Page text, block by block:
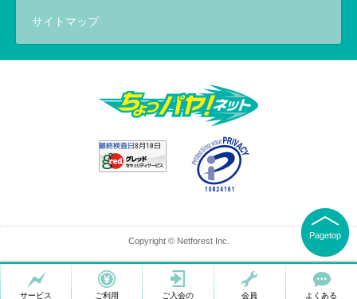
サービス ご利用 ご入会の 会員 よくある
サイトマップ
Pagetop
Copyright © Netforest Inc.